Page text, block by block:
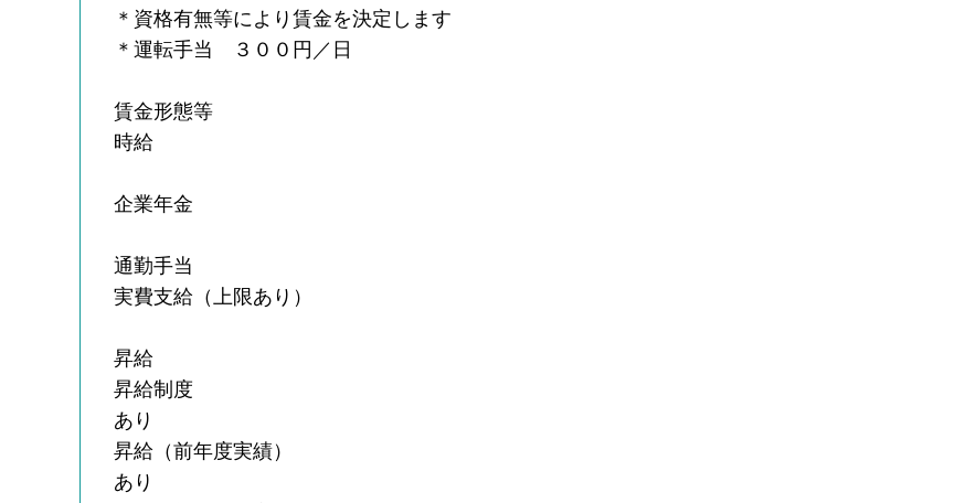
＊資格有無等により賃金を決定します
＊運転手当 ３００円／日
賃金形態等
時給
企業年金
通勤手当
実費支給（上限あり）
昇給
昇給制度
あり
昇給（前年度実績）
あり